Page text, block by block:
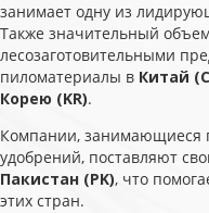
занимает одну из
Также значительный
лесозаготовительными
пиломатериалы в Китай
Корею (KR).
Компании, занимающиеся
удобрений, поставляют
Пакистан (PK), что
этих стран.